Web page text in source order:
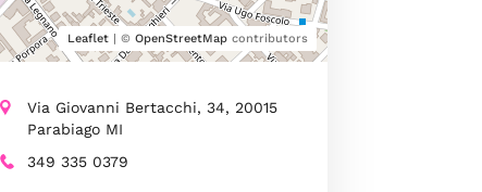
Leaflet| © OpenStreetMapcontributors
Via Giovanni Bertacchi, 34, 20015
Parabiago MI
349 335 0379